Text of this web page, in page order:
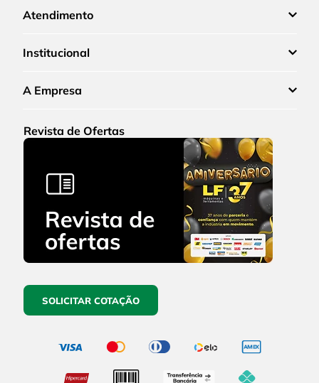
Atendimento
Institucional
A Empresa
Revista de Ofertas
SOLICITAR COTAÇÃO